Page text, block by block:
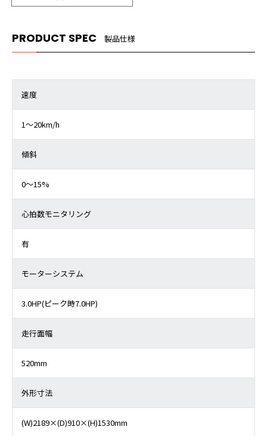
PRODUCT SPEC 製品仕様
速度
1～20km/h
傾斜
0～15%
心拍数モニタリング
有
モーターシステム
3.0HP(ピーク時7.0HP)
走行面幅
520mm
外形寸法
(W)2189×(D)910×(H)1530mm